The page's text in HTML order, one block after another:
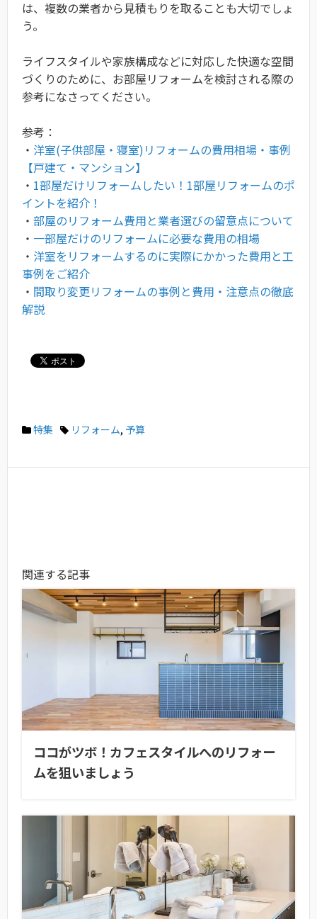
は、複数の業者から見積もりを取ることも大切でしょ
う。
ライフスタイルや家族構成などに対応した快適な空間
づくりのために、お部屋リフォームを検討される際の
参考になさってください。
参考：
・ 洋室(子供部屋・寝室)リフォームの費用相場・事例
【戸建て・マンション】
・ 1部屋だけリフォームしたい！1部屋リフォームのポ
イントを紹介！
・ 部屋のリフォーム費用と業者選びの留意点について
・ 一部屋だけのリフォームに必要な費用の相場
・ 洋室をリフォームするのに実際にかかった費用と工
事例をご紹介
・ 間取り変更リフォームの事例と費用・注意点の徹底
解説
特集 リフォーム, 予算
関連する記事
ココがツボ！カフェスタイルへのリフォー
ムを狙いましょう